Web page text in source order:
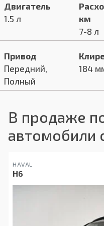
Двигатель
1.5 л
км
7-8 л
Привод
Передний,
Полный
184
В продаже
автомобили
HAVAL
H6